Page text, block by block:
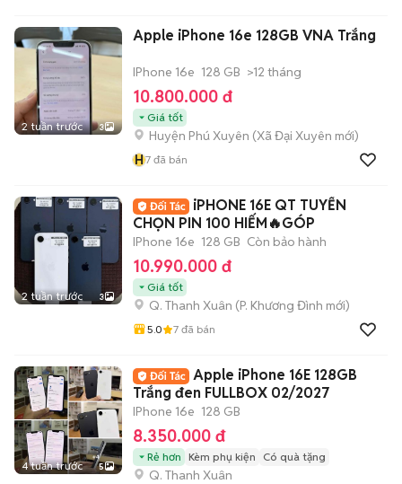
2 tuần trước 3
Apple iPhone 16e 128GB VNA Trắng
IPhone 16e 128 GB >12 tháng
10.800.000 đ
Giá tốt
Huyện Phú Xuyên (Xã Đại Xuyên mới)
H7 đã bán
2 tuần trước 3
iPHONE 16E QT TUYỂN
CHỌN PIN 100 HIẾM🔥GÓP
IPhone 16e 128 GB Còn bảo hành
10.990.000 đ
Giá tốt
Q. Thanh Xuân (P. Khương Đình mới)
5.0 7 đã bán
4 tuần trước 5
Apple iPhone 16E 128GB
Trắng đen FULLBOX 02/2027
IPhone 16e 128 GB
8.350.000 đ
Rẻ hơn Kèm phụ kiện Có quà tặng
Q. Thanh Xuân